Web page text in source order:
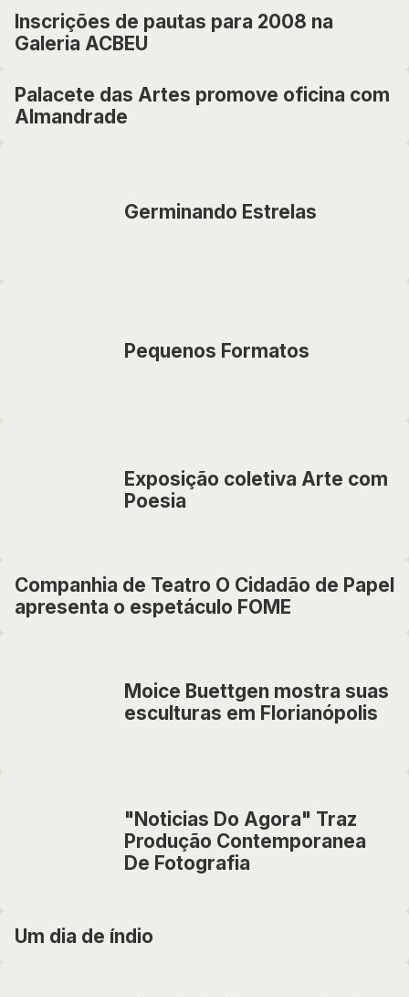
Inscrições de pautas para 2008 na
Galeria ACBEU
Palacete das Artes promove oficina com
Almandrade
Germinando Estrelas
Pequenos Formatos
Exposição coletiva Arte com
Poesia
Companhia de Teatro O Cidadão de Papel
apresenta o espetáculo FOME
Moice Buettgen mostra suas
esculturas em Florianópolis
"Noticias Do Agora" Traz
Produção Contemporanea
De Fotografia
Um dia de índio